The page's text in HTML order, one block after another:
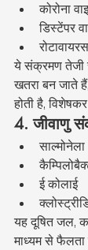
कोरोना
डिस्टेंपर
रोटावायरस
ये संक्रमण तेजी
खतरा बन जाते
होती है,
4. जीवाणु
साल्मोनेला
ई कोलाई
यह दूषित जल,
माध्यम से फैलता